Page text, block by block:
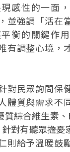
感性的一面
並強調「活在
衡的關鍵作
有調整心境，
對民眾詢問保
體質與需求不
質綜合維生素
對有聽眾擔憂
則給予溫暖鼓